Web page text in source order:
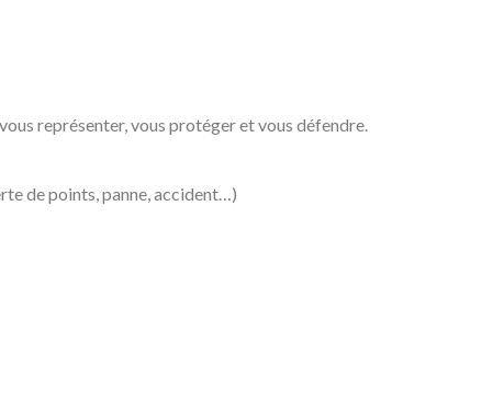
représenter, vous protéger et vous défendre.
de points, panne, accident…)